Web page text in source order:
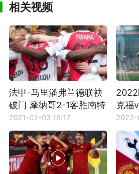
相关视频
法甲-马里潘弗兰德联袂
破门 摩纳哥2-1客胜南特
豪取5连胜
2021-02-03 16:17
2022
克福
锦
2022-